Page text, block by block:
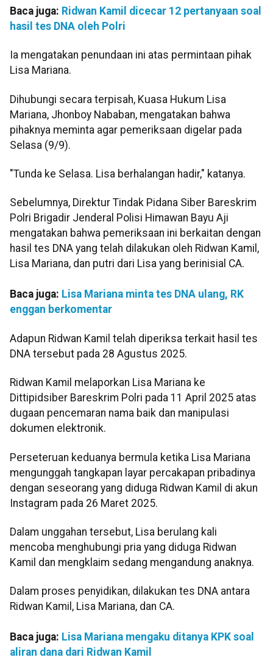
Baca juga: Ridwan Kamil dicecar 12 pertanyaan soal
hasil tes DNA oleh Polri
Ia mengatakan penundaan ini atas permintaan pihak
Lisa Mariana.
Dihubungi secara terpisah, Kuasa Hukum Lisa
Mariana, Jhonboy Nababan, mengatakan bahwa
pihaknya meminta agar pemeriksaan digelar pada
Selasa (9/9).
"Tunda ke Selasa. Lisa berhalangan hadir," katanya.
Sebelumnya, Direktur Tindak Pidana Siber Bareskrim
Polri Brigadir Jenderal Polisi Himawan Bayu Aji
mengatakan bahwa pemeriksaan ini berkaitan dengan
hasil tes DNA yang telah dilakukan oleh Ridwan Kamil,
Lisa Mariana, dan putri dari Lisa yang berinisial CA.
Baca juga: Lisa Mariana minta tes DNA ulang, RK
enggan berkomentar
Adapun Ridwan Kamil telah diperiksa terkait hasil tes
DNA tersebut pada 28 Agustus 2025.
Ridwan Kamil melaporkan Lisa Mariana ke
Dittipidsiber Bareskrim Polri pada 11 April 2025 atas
dugaan pencemaran nama baik dan manipulasi
dokumen elektronik.
Perseteruan keduanya bermula ketika Lisa Mariana
mengunggah tangkapan layar percakapan pribadinya
dengan seseorang yang diduga Ridwan Kamil di akun
Instagram pada 26 Maret 2025.
Dalam unggahan tersebut, Lisa berulang kali
mencoba menghubungi pria yang diduga Ridwan
Kamil dan mengklaim sedang mengandung anaknya.
Dalam proses penyidikan, dilakukan tes DNA antara
Ridwan Kamil, Lisa Mariana, dan CA.
Baca juga: Lisa Mariana mengaku ditanya KPK soal
aliran dana dari Ridwan Kamil